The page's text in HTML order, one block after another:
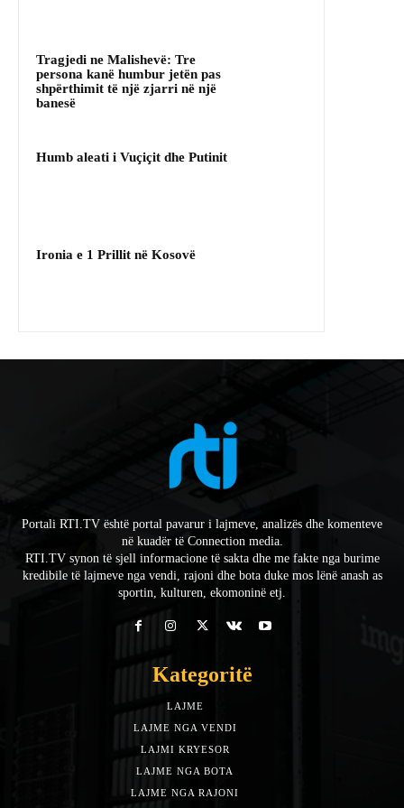
Tragjedi ne Malishevë: Tre
persona kanë humbur jetën pas
shpërthimit të një zjarri në një
banesë
Humb aleati i Vuçiçit dhe Putinit
Ironia e 1 Prillit në Kosovë
Portali RTI.TV është portal pavarur i lajmeve, analizës dhe komenteve
në kuadër të Connection media.
RTI.TV synon të sjell informacione të sakta dhe me fakte nga burime
kredibile të lajmeve nga vendi, rajoni dhe bota duke mos lënë anash as
sportin, kulturen, ekomoninë etj.
Kategoritë
LAJME
LAJME NGA VENDI
LAJMI KRYESOR
LAJME NGA BOTA
LAJME NGA RAJONI